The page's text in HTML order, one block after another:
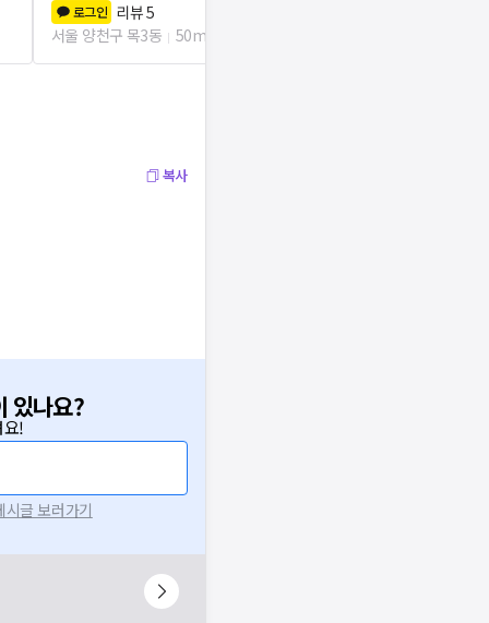
로그인 리뷰5
서울 양천구 목3동
50m
복사
있나요?
요!
글 보러가기